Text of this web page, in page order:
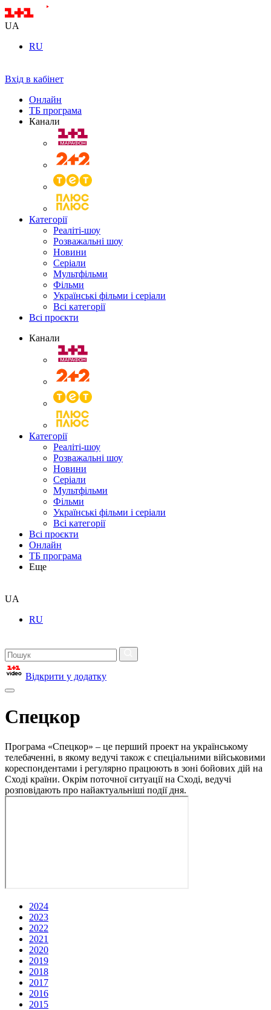
UA
RU
Вхід в кабінет
Онлайн
ТБ програма
Канали
Категорії
Реаліті-шоу
Розважальні шоу
Новини
Серіали
Мультфільми
Фільми
Українські фільми і серіали
Всі категорії
Всі проєкти
Канали
Категорії
Реаліті-шоу
Розважальні шоу
Новини
Серіали
Мультфільми
Фільми
Українські фільми і серіали
Всі категорії
Всі проєкти
Онлайн
ТБ програма
Еще
UA
RU
Відкрити у додатку
Спецкор
Програма «Спецкор» – це перший проект на українському
телебаченні, в якому ведучі також є спеціальними військовими
кореспондентами і регулярно працюють в зоні бойових дій на
Сході країни. Окрім поточної ситуації на Сході, ведучі
розповідають про найактуальніші події дня.
2024
2023
2022
2021
2020
2019
2018
2017
2016
2015